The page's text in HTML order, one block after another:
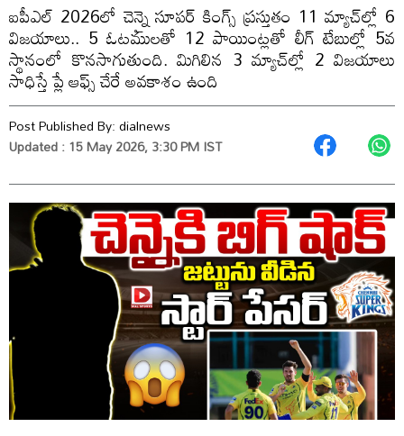
ఐపీఎల్ 2026లో చెన్నై సూపర్ కింగ్స్ ప్రస్తుతం 11 మ్యాచ్‌ల్లో 6
విజయాలు.. 5 ఓటములతో 12 పాయింట్లతో లీగ్ టేబుల్లో 5వ
స్థానంలో కొనసాగుతుంది. మిగిలిన 3 మ్యాచ్‌ల్లో 2 విజయాలు
సాధిస్తే ప్లే ఆఫ్స్ చేరే అవకాశం ఉంది
Post Published By:dialnews
Updated : 15 May 2026, 3:30 PM IST